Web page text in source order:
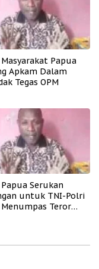
Papua
Apkam Dalam
Tegas OPM
Serukan
untuk TNI-Polri
Teror